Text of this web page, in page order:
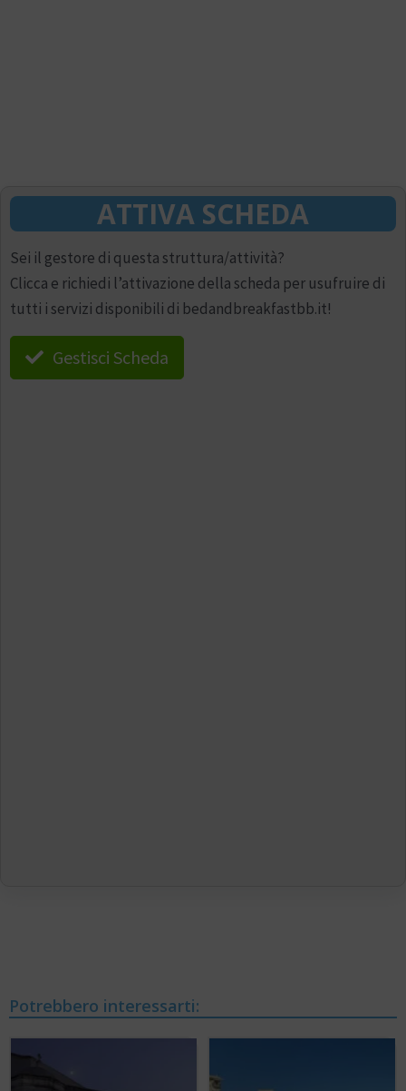
ATTIVA SCHEDA
Sei il gestore di questa struttura/attività?
Clicca e richiedi l’attivazione della scheda per usufruire di
tutti i servizi disponibili di bedandbreakfastbb.it!
Gestisci Scheda
Potrebbero interessarti: